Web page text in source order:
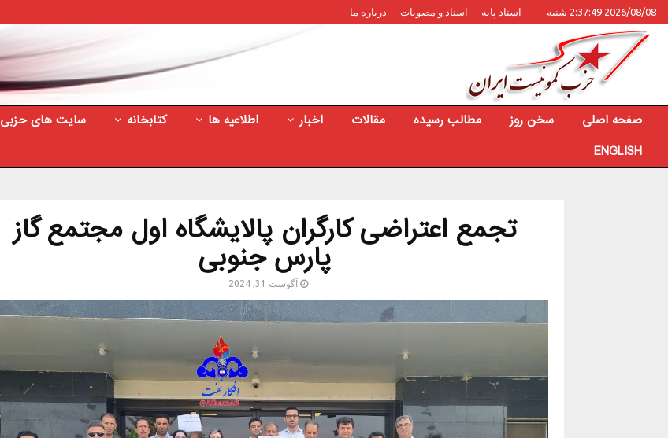
2026/08/08 2:37:49 شنبه اسناد پایه اسناد و مصوبات درباره ما
صفحه اصلی سخن روز مطالب رسیده مقالات اخبار اطلاعیه ها کتابخانه سایت های حزبی
ENGLISH
تجمع اعتراضی کارگران پالایشگاه اول مجتمع گاز
پارس جنوبی
آگوست 31, 2024